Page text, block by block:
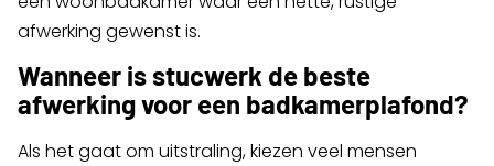
afwerking gewenst is.
Wanneer is stucwerk de beste
afwerking voor een badkamerplafond?
Als het gaat om uitstraling, kiezen veel mensen